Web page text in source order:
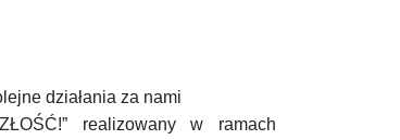
działania za nami
realizowany w ramach